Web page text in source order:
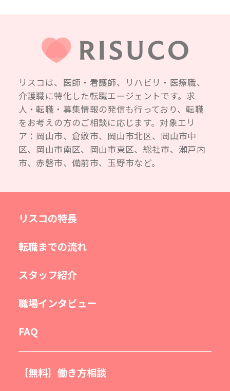
リスコは、医師・看護師、リハビリ・医療職、
介護職に特化した転職エージェントです。求
人・転職・募集情報の発信も行っており、転職
をお考えの方のご相談に応じます。対象エリ
ア：岡山市、倉敷市、岡山市北区、岡山市中
区、岡山市南区、岡山市東区、総社市、瀬戸内
市、赤磐市、備前市、玉野市など。
リスコの特長
転職までの流れ
スタッフ紹介
職場インタビュー
FAQ
［無料］働き方相談